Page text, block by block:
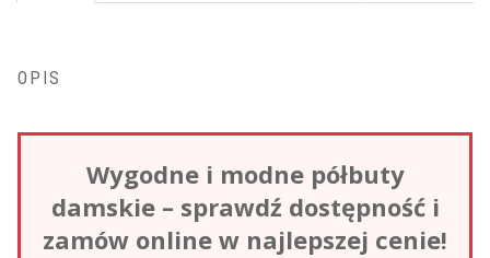
OPIS
Wygodne i modne półbuty
damskie – sprawdź dostępność i
zamów online w najlepszej cenie!